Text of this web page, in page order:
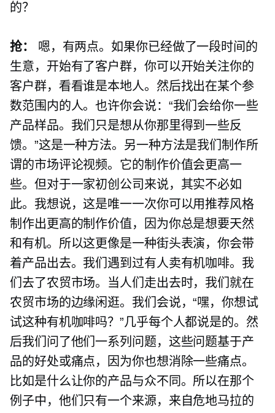
的？
抢：
嗯，有两点。如果你已经做了一段时间的
生意，开始有了客户群，你可以开始关注你的
客户群，看看谁是本地人。然后找出在某个参
数范围内的人。也许你会说：“我们会给你一些
产品样品。我们只是想从你那里得到一些反
馈。”这是一种方法。另一种方法是我们制作所
谓的市场评论视频。它的制作价值会更高一
些。但对于一家初创公司来说，其实不必如
此。我想说，这是唯一一次你可以用推荐风格
制作出更高的制作价值，因为你总是想要天然
和有机。所以这更像是一种街头表演，你会带
着产品出去。我们遇到过有人卖有机咖啡。我
们去了农贸市场。当人们走出去时，我们就在
农贸市场的边缘闲逛。我们会说，“嘿，你想试
试这种有机咖啡吗？”几乎每个人都说是的。然
后我们问了他们一系列问题，这些问题基于产
品的好处或痛点，因为你也想消除一些痛点。
比如是什么让你的产品与众不同。所以在那个
例子中，他们只有一个来源，来自危地马拉的